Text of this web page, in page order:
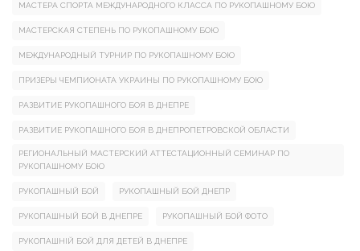
МАСТЕРА СПОРТА МЕЖДУНАРОДНОГО КЛАССА ПО РУКОПАШНОМУ БОЮ
МАСТЕРСКАЯ СТЕПЕНЬ ПО РУКОПАШНОМУ БОЮ
МЕЖДУНАРОДНЫЙ ТУРНИР ПО РУКОПАШНОМУ БОЮ
ПРИЗЕРЫ ЧЕМПИОНАТА УКРАИНЫ ПО РУКОПАШНОМУ БОЮ
РАЗВИТИЕ РУКОПАШНОГО БОЯ В ДНЕПРЕ
РАЗВИТИЕ РУКОПАШНОГО БОЯ В ДНЕПРОПЕТРОВСКОЙ ОБЛАСТИ
РЕГИОНАЛЬНЫЙ МАСТЕРСКИЙ АТТЕСТАЦИОННЫЙ СЕМИНАР ПО
РУКОПАШНОМУ БОЮ
РУКОПАШНЫЙ БОЙ РУКОПАШНЫЙ БОЙ ДНЕПР
РУКОПАШНЫЙ БОЙ В ДНЕПРЕ РУКОПАШНЫЙ БОЙ ФОТО
РУКОПАШНІЙ БОЙ ДЛЯ ДЕТЕЙ В ДНЕПРЕ